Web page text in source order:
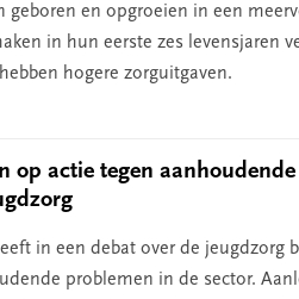
geboren en opgroeien in een
in hun eerste zes levensjaren
hogere zorguitgaven.
op actie tegen aanhoudende
in een debat over de jeugdzorg
problemen in de sector.